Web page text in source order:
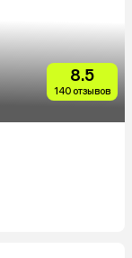
8.5
140 отзывов